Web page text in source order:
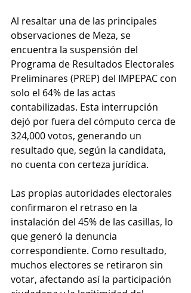
Al resaltar una de las principales
observaciones de Meza, se
encuentra la suspensión del
Programa de Resultados Electorales
Preliminares (PREP) del IMPEPAC con
solo el 64% de las actas
contabilizadas. Esta interrupción
dejó por fuera del cómputo cerca de
324,000 votos, generando un
resultado que, según la candidata,
no cuenta con certeza jurídica.
Las propias autoridades electorales
confirmaron el retraso en la
instalación del 45% de las casillas, lo
que generó la denuncia
correspondiente. Como resultado,
muchos electores se retiraron sin
votar, afectando así la participación